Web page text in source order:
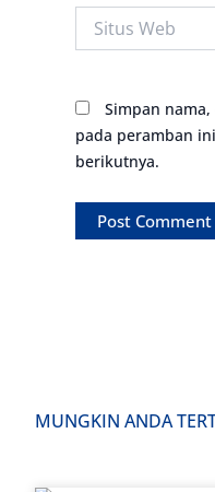
Situs
Web
Simpan
pada peramban
berikutnya.
MUNGKIN ANDA